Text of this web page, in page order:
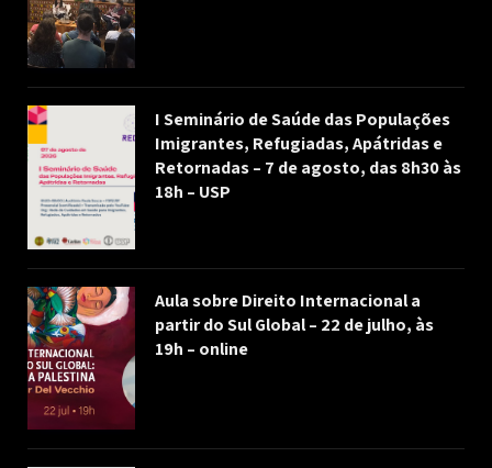
I Seminário de Saúde das Populações
Imigrantes, Refugiadas, Apátridas e
Retornadas – 7 de agosto, das 8h30 às
18h – USP
Aula sobre Direito Internacional a
partir do Sul Global – 22 de julho, às
19h – online